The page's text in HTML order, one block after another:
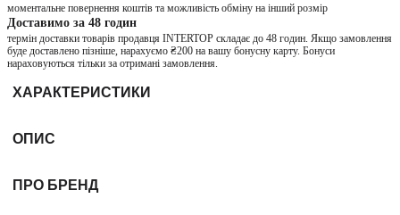
моментальне повернення коштів та можливість обміну на інший розмір
Доставимо за 48 годин
термін доставки товарів продавця INTERTOP складає до 48 годин. Якщо замовлення
буде доставлено пізніше, нарахуємо ₴200 на вашу бонусну карту. Бонуси
нараховуються тільки за отримані замовлення.
ХАРАКТЕРИСТИКИ
ОПИС
ПРО БРЕНД